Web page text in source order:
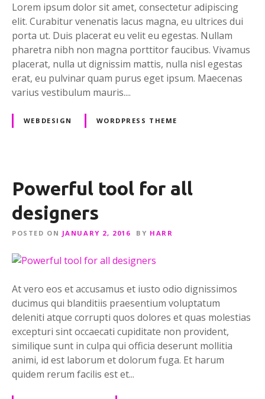
Lorem ipsum dolor sit amet, consectetur adipiscing
elit. Curabitur venenatis lacus magna, eu ultrices dui
porta ut. Duis placerat eu velit eu egestas. Nullam
pharetra nibh non magna porttitor faucibus. Vivamus
placerat, nulla ut dignissim mattis, nulla nisl egestas
erat, eu pulvinar quam purus eget ipsum. Maecenas
varius vestibulum mauris....
WEBDESIGN WORDPRESS THEME
Powerful tool for all
designers
POSTED ON JANUARY 2, 2016 BY HARR
At vero eos et accusamus et iusto odio dignissimos
ducimus qui blanditiis praesentium voluptatum
deleniti atque corrupti quos dolores et quas molestias
excepturi sint occaecati cupiditate non provident,
similique sunt in culpa qui officia deserunt mollitia
animi, id est laborum et dolorum fuga. Et harum
quidem rerum facilis est et...